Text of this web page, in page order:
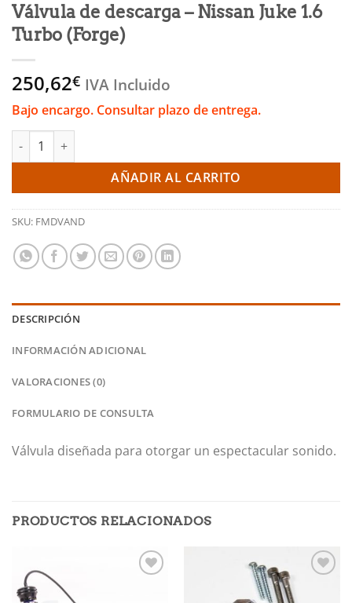
Válvula de descarga – Nissan Juke 1.6
Turbo (Forge)
250,62€ IVA Incluido
Bajo encargo. Consultar plazo de entrega.
Válvula de descarga - Nissan Juke 1.6 Turbo (Forge) cantidad
AÑADIR AL CARRITO
SKU: FMDVAND
DESCRIPCIÓN
INFORMACIÓN ADICIONAL
VALORACIONES (0)
FORMULARIO DE CONSULTA
Válvula diseñada para otorgar un espectacular sonido.
PRODUCTOS RELACIONADOS